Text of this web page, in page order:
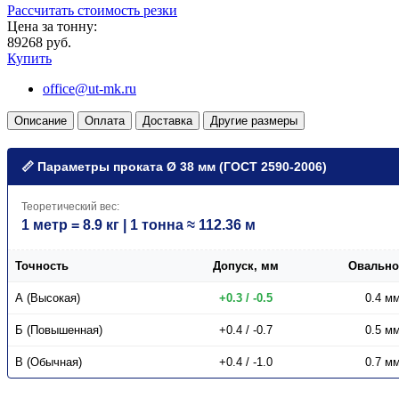
Рассчитать стоимость резки
Цена за тонну:
89268 руб.
Купить
office@ut-mk.ru
Описание Оплата Доставка Другие размеры
📏 Параметры проката Ø 38 мм (ГОСТ 2590-2006)
Теоретический вес:
1 метр = 8.9 кг | 1 тонна ≈ 112.36 м
Точность Допуск, мм
А (Высокая) +0.3 / -0.5 0.4 мм
Б (Повышенная) +0.4 / -0.7 0.5 мм
В (Обычная) +0.4 / -1.0 0.7 мм